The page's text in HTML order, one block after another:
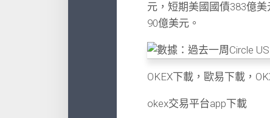
元，短期美國國債383億
90億美元。
OKEX下載，歐易下載，
okex交易平台app下載